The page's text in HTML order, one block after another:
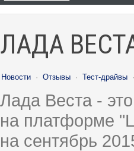
ЛАДА
Новости · Отзывы · Тест-драйвы ·
Лада Веста -
на платформе
на сентябрь